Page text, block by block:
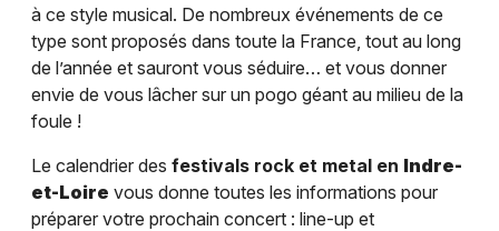
à ce style musical. De nombreux événements de ce
type sont proposés dans toute la France, tout au long
de l’année et sauront vous séduire… et vous donner
envie de vous lâcher sur un pogo géant au milieu de la
foule !
Le calendrier des festivals rock et metal en Indre-
et-Loire vous donne toutes les informations pour
préparer votre prochain concert : line-up et